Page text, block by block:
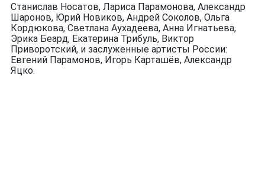
Станислав Носатов, Лариса Парамонова, Александр
Шаронов, Юрий Новиков, Андрей Соколов, Ольга
Кордюкова, Светлана Аухадеева, Анна Игнатьева,
Эрика Беард, Екатерина Трибуль, Виктор
Приворотский, и заслуженные артисты России:
Евгений Парамонов, Игорь Карташёв, Александр
Яцко.